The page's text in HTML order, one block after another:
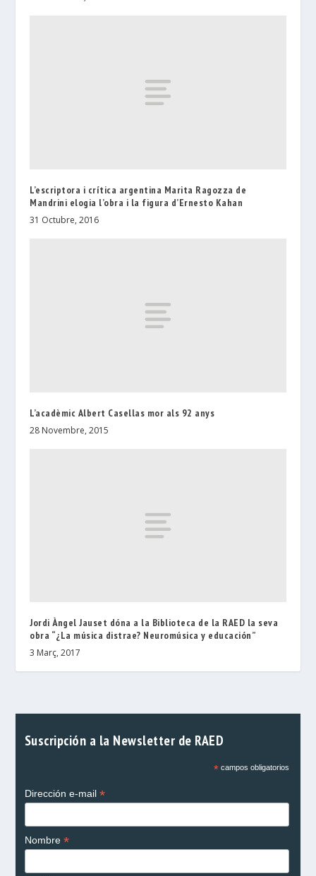
L’escriptora i crítica argentina Marita Ragozza de
Mandrini elogia l’obra i la figura d’Ernesto Kahan
31 Octubre, 2016
L’acadèmic Albert Casellas mor als 92 anys
28 Novembre, 2015
Jordi Àngel Jauset dóna a la Biblioteca de la RAED la seva
obra “¿La música distrae? Neuromúsica y educación”
3 Març, 2017
Suscripción a la Newsletter de RAED
*campos obligatorios
Dirección e-mail *
Nombre *